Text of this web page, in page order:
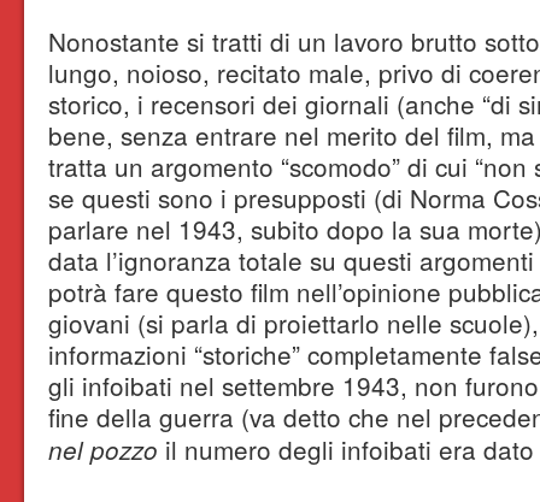
Nonostante si tratti di un lavoro brutto
lungo, noioso, recitato male, privo di
storico, i recensori dei giornali (anche “di
bene, senza entrare nel merito del film,
tratta un argomento “scomodo” di cui
se questi sono i presupposti (di Norma
parlare nel 1943, subito dopo la sua
data l’ignoranza totale su questi
potrà fare questo film nell’opinione
giovani (si parla di proiettarlo nelle
informazioni “storiche” completamente
gli infoibati nel settembre 1943, non
fine della guerra (va detto che nel
nel pozzo il numero degli infoibati era